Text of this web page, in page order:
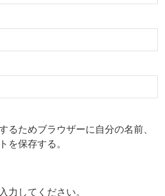
るためブラウザーに自分の名前、
を保存する。
力してください。